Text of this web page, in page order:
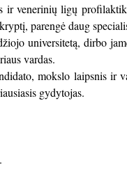
ir venerinių ligų
parengė daug
universitetą, dirbo
vardas.
mokslo laipsnis ir
gydytojas.